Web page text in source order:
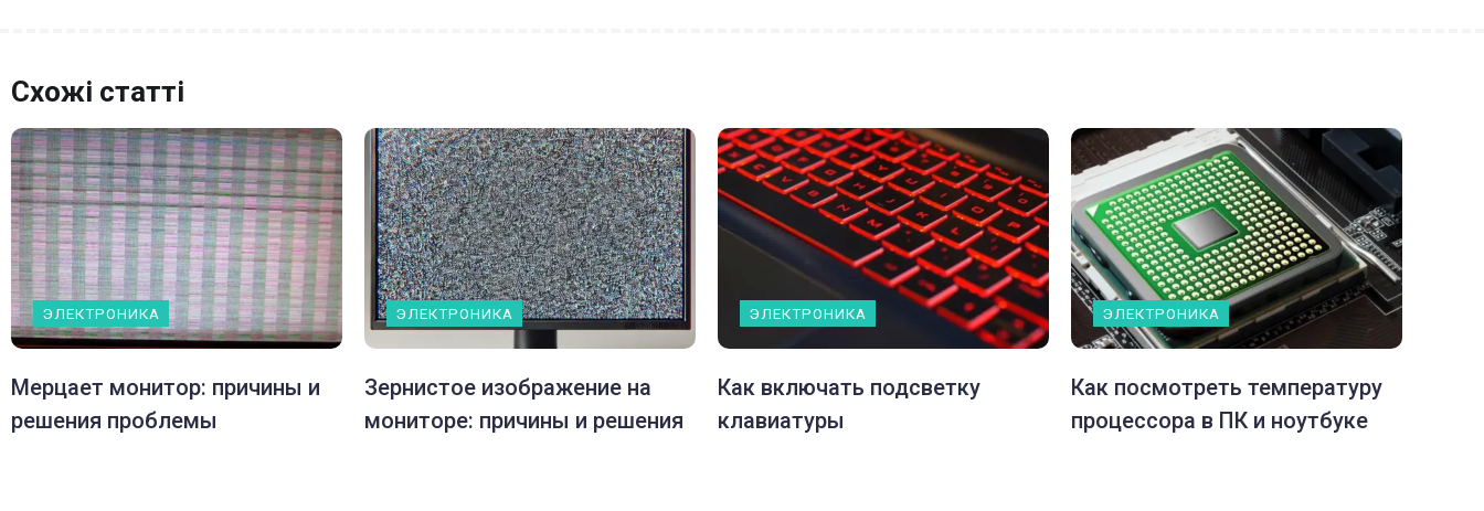
Схожі статті
ЭЛЕКТРОНИКА
Мерцает монитор: причины и
решения проблемы
ЭЛЕКТРОНИКА
Зернистое изображение на
мониторе: причины и решения
ЭЛЕКТРОНИКА
Как включать подсветку
клавиатуры
ЭЛЕКТРОНИКА
Как посмотреть температуру
процессора в ПК и ноутбуке